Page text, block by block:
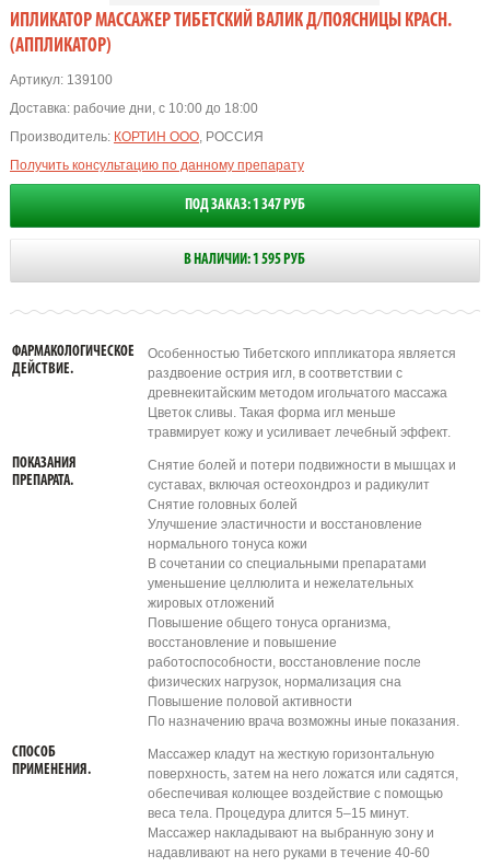
ИПЛИКАТОР МАССАЖЕР ТИБЕТСКИЙ ВАЛИК Д/ПОЯСНИЦЫ КРАСН.
(АППЛИКАТОР)
Артикул:139100
Доставка: рабочие дни, с 10:00 до 18:00
Производитель: КОРТИН ООО, РОССИЯ
Получить консультацию по данному препарату
ПОД ЗАКАЗ: 1 347 РУБ
В НАЛИЧИИ: 1 595 РУБ
ФАРМАКОЛОГИЧЕСКОЕ
ДЕЙСТВИЕ.
Особенностью Тибетского иппликатора является
раздвоение острия игл, в соответствии с
древнекитайским методом игольчатого массажа
Цветок сливы. Такая форма игл меньше
травмирует кожу и усиливает лечебный эффект.
ПОКАЗАНИЯ
ПРЕПАРАТА.
Снятие болей и потери подвижности в мышцах и
суставах, включая остеохондроз и радикулит
Снятие головных болей
Улучшение эластичности и восстановление
нормального тонуса кожи
В сочетании со специальными препаратами
уменьшение целлюлита и нежелательных
жировых отложений
Повышение общего тонуса организма,
восстановление и повышение
работоспособности, восстановление после
физических нагрузок, нормализация сна
Повышение половой активности
По назначению врача возможны иные показания.
СПОСОБ
ПРИМЕНЕНИЯ.
Массажер кладут на жесткую горизонтальную
поверхность, затем на него ложатся или садятся,
обеспечивая колющее воздействие с помощью
веса тела. Процедура длится 5–15 минут.
Массажер накладывают на выбранную зону и
надавливают на него руками в течение 40-60